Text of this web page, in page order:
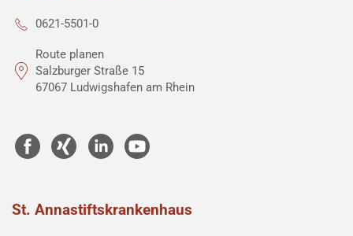
0621-5501-0
Route planen
Salzburger Straße 15
67067 Ludwigshafen am Rhein
St. Annastiftskrankenhaus